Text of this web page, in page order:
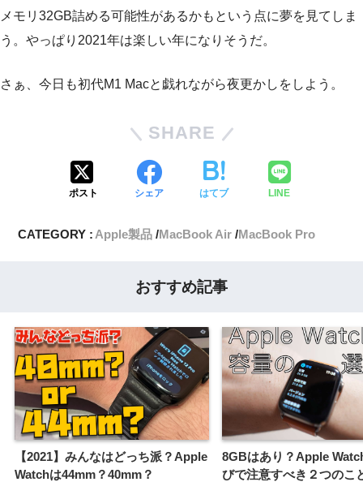
メモリ32GB詰める可能性があるかもという点に夢を見てしま
う。やっぱり2021年は楽しい年になりそうだ。
さぁ、今日も初代M1 Macと戯れながら夜更かしをしよう。
SHARE
ポスト シェア はてブ LINE
CATEGORY : Apple製品 MacBook Air MacBook Pro
おすすめ記事
【2021】みんなはどっち派？Apple
Watchは44mm？40mm？
8GBはあり？Apple
びで注意すべき２つのこ